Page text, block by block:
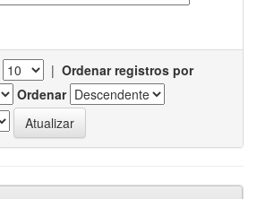
| Ordenar registros por
Ordenar